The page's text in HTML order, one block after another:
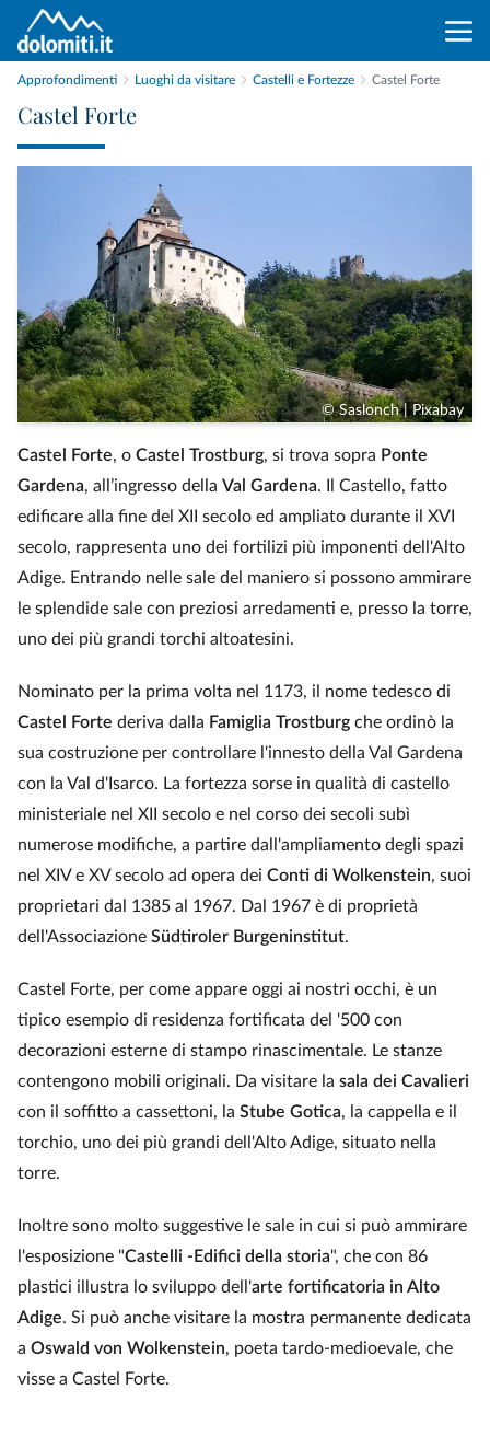
Approfondimenti Luoghi da visitare Castelli e Fortezze Castel Forte
Castel Forte
© Saslonch | Pixabay
Castel Forte, o Castel Trostburg, si trova sopra Ponte
Gardena, all’ingresso della Val Gardena. Il Castello, fatto
edificare alla fine del XII secolo ed ampliato durante il XVI
secolo, rappresenta uno dei fortilizi più imponenti dell'Alto
Adige. Entrando nelle sale del maniero si possono ammirare
le splendide sale con preziosi arredamenti e, presso la torre,
uno dei più grandi torchi altoatesini.
Nominato per la prima volta nel 1173, il nome tedesco di
Castel Forte deriva dalla Famiglia Trostburg che ordinò la
sua costruzione per controllare l'innesto della Val Gardena
con la Val d'Isarco. La fortezza sorse in qualità di castello
ministeriale nel XII secolo e nel corso dei secoli subì
numerose modifiche, a partire dall'ampliamento degli spazi
nel XIV e XV secolo ad opera dei Conti di Wolkenstein, suoi
proprietari dal 1385 al 1967. Dal 1967 è di proprietà
dell'Associazione Südtiroler Burgeninstitut.
Castel Forte, per come appare oggi ai nostri occhi, è un
tipico esempio di residenza fortificata del '500 con
decorazioni esterne di stampo rinascimentale. Le stanze
contengono mobili originali. Da visitare la sala dei Cavalieri
con il soffitto a cassettoni, la Stube Gotica, la cappella e il
torchio, uno dei più grandi dell'Alto Adige, situato nella
torre.
Inoltre sono molto suggestive le sale in cui si può ammirare
l'esposizione "Castelli -Edifici della storia", che con 86
plastici illustra lo sviluppo dell'arte fortificatoria in Alto
Adige. Si può anche visitare la mostra permanente dedicata
a Oswald von Wolkenstein, poeta tardo-medioevale, che
visse a Castel Forte.